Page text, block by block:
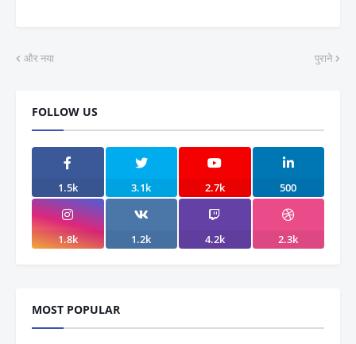
और नया पुराने
FOLLOW US
1.5k 3.1k 2.7k 500
1.8k 1.2k 4.2k 2.3k
MOST POPULAR